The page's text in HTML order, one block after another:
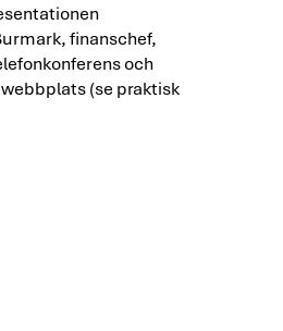
finanschef,
och
(se praktisk